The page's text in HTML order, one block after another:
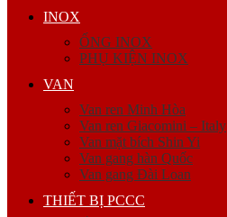
INOX
ỐNG INOX
PHỤ KIỆN INOX
VAN
Van ren Minh Hòa
Van ren Giacomini – Italy
Van mặt bích Shin Yi
Van gang hàn Quốc
Van gang Đài Loan
THIẾT BỊ PCCC